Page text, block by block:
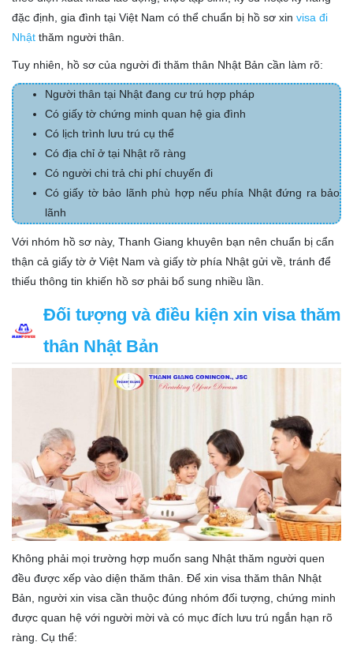
đặc định, gia đình tại Việt Nam có thể chuẩn bị hồ sơ xin visa đi
Nhật thăm người thân.
Tuy nhiên, hồ sơ của người đi thăm thân Nhật Bản cần làm rõ:
Người thân tại Nhật đang cư trú hợp pháp
Có giấy tờ chứng minh quan hệ gia đình
Có lịch trình lưu trú cụ thể
Có địa chỉ ở tại Nhật rõ ràng
Có người chi trả chi phí chuyến đi
Có giấy tờ bảo lãnh phù hợp nếu phía Nhật đứng ra bảo
lãnh
Với nhóm hồ sơ này, Thanh Giang khuyên bạn nên chuẩn bị cẩn
thận cả giấy tờ ở Việt Nam và giấy tờ phía Nhật gửi về, tránh để
thiếu thông tin khiến hồ sơ phải bổ sung nhiều lần.
Đối tượng và điều kiện xin visa thăm
thân Nhật Bản
Không phải mọi trường hợp muốn sang Nhật thăm người quen
đều được xếp vào diện thăm thân. Để xin visa thăm thân Nhật
Bản, người xin visa cần thuộc đúng nhóm đối tượng, chứng minh
được quan hệ với người mời và có mục đích lưu trú ngắn hạn rõ
ràng. Cụ thể: